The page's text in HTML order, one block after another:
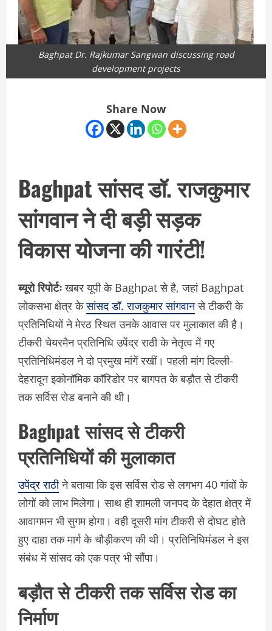
Baghpat Dr. Rajkumar Sangwan discussing road
development projects
Share Now
Baghpat सांसद डॉ. राजकुमार
सांगवान ने दी बड़ी सड़क
विकास योजना की गारंटी!
ब्यूरो रिपोर्टःखबर यूपी के Baghpat से है, जहां Baghpat
लोकसभा क्षेत्र केसांसद डॉ. राजकुमार सांगवानसे टीकरी के
प्रतिनिधियों ने मेरठ स्थित उनके आवास पर मुलाकात की है।
टीकरी चेयरमैन प्रतिनिधि उपेंद्र राठी के नेतृत्व में गए
प्रतिनिधिमंडल ने दो प्रमुख मांगें रखीं। पहली मांग दिल्ली-
देहरादून इकोनॉमिक कॉरिडोर पर बागपत के बड़ौत से टीकरी
तक सर्विस रोड बनाने की थी।
Baghpat सांसद से टीकरी
प्रतिनिधियों की मुलाकात
उपेंद्र राठीने बताया कि इस सर्विस रोड से लगभग 40 गांवों के
लोगों को लाभ मिलेगा। साथ ही शामली जनपद के देहात क्षेत्र में
आवागमन भी सुगम होगा। वही दूसरी मांग टीकरी से दोघट होते
हुए दाहा तक मार्ग के चौड़ीकरण की थी। प्रतिनिधिमंडल ने इस
संबंध में सांसद को एक पत्र भी सौंपा।
बड़ौत से टीकरी तक सर्विस रोड का
निर्माण